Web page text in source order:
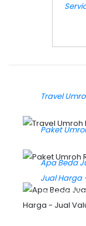
Travel
Paket
Apa Beda
Jual Harga
2024